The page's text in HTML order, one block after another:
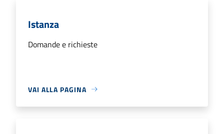
Istanza
Domande e richieste
VAI ALLA PAGINA